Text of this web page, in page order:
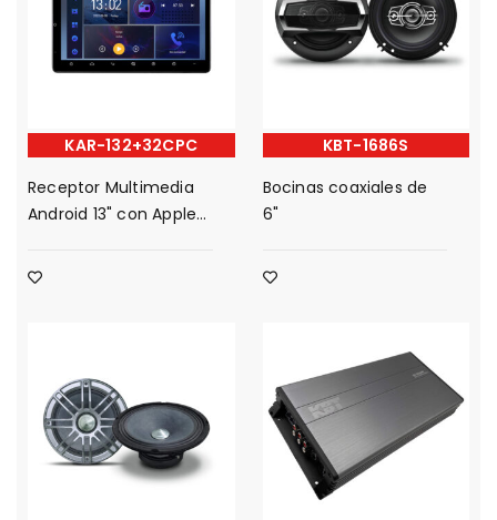
KAR-132+32CPC
Receptor Multimedia
Android 13" con Apple
Auto, QLED
KBT-1686S
Bocinas coaxiales de
6"